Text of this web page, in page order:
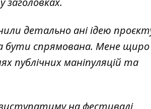
детально ані ідею
бути спрямована. Мене щиро
публічних маніпуляцій та